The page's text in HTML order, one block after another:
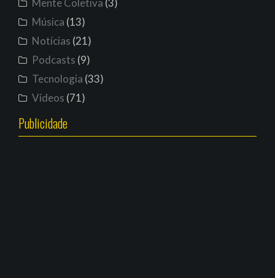
Mente Coletiva (3)
Música (13)
Notícias (21)
Podcasts (9)
Tecnologia (33)
Vídeos (71)
Publicidade